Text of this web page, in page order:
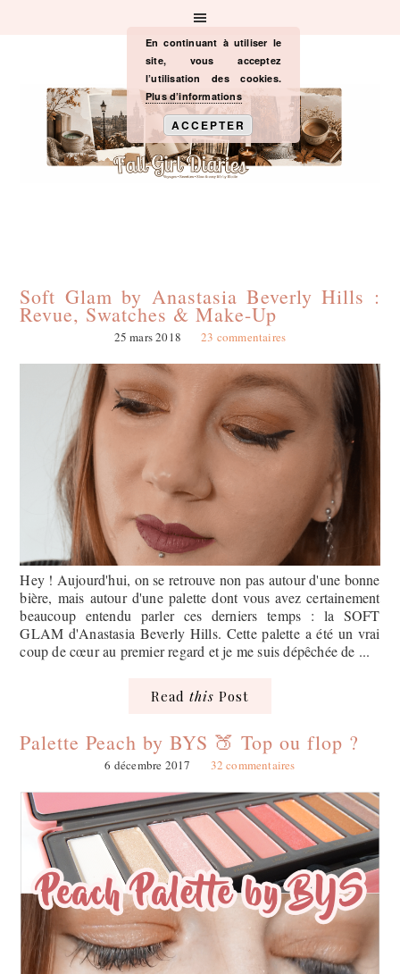
principale
Soft Glam by Anastasia Beverly Hills :
Revue, Swatches & Make-Up
25 mars 2018 23 commentaires
Hey ! Aujourd'hui, on se retrouve non pas autour d'une bonne
bière, mais autour d'une palette dont vous avez certainement
beaucoup entendu parler ces derniers temps : la SOFT
GLAM d'Anastasia Beverly Hills. Cette palette a été un vrai
coup de cœur au premier regard et je me suis dépêchée de ...
Read this Post
Palette Peach by BYS 🍑 Top ou flop ?
6 décembre 2017 32 commentaires
En continuant à utiliser le
site, vous acceptez
l’utilisation des cookies.
Plus d’informations
ACCEPTER